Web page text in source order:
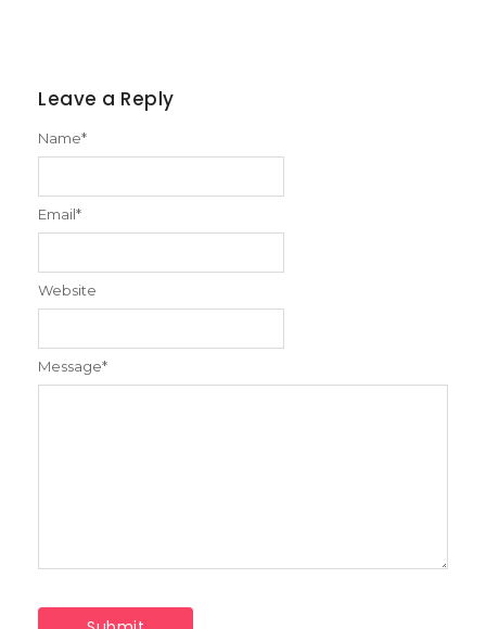
Leave a Reply
Message*
Name*
Email*
Website